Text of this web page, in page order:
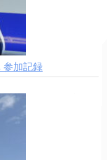
参加記録